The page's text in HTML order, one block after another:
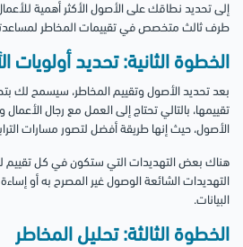
إلى تحديد نطاقك على الأصول الأكثر أهمية
طرف ثالث متخصص في تقييمات المخاطر
الخطوة الثانية: تحديد أولويات
بعد تحديد الأصول وتقييم المخاطر، سيسمح لك
تقييمها، بالتالي تحتاج إلى العمل مع رجال الأعمال
الأصول، حيث إنها طريقة أفضل لتصور مسارات
هناك بعض التهديدات التي ستكون في كل تقييم
التهديدات الشائعة الوصول غير المصرح به أو
البيانات.
الخطوة الثالثة: تحليل المخاطر